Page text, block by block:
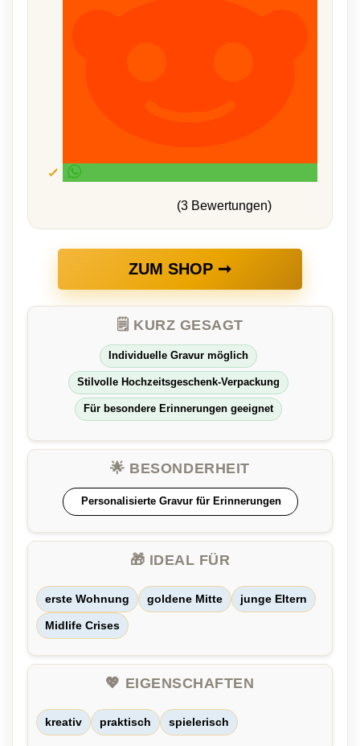
(3 Bewertungen)
ZUM SHOP ➞
🗒️ KURZ GESAGT
Individuelle Gravur möglich
Stilvolle Hochzeitsgeschenk-Verpackung
Für besondere Erinnerungen geeignet
🌟 BESONDERHEIT
Personalisierte Gravur für Erinnerungen
🎁 IDEAL FÜR
erste Wohnung goldene Mitte junge Eltern
Midlife Crises
💖 EIGENSCHAFTEN
kreativ praktisch spielerisch